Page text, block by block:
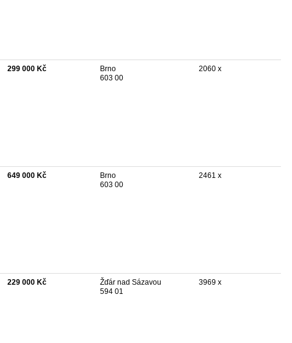
299 000 Kč
Brno
603 00
2060 x
649 000 Kč
Brno
603 00
2461 x
229 000 Kč
Žďár nad Sázavou
594 01
3969 x